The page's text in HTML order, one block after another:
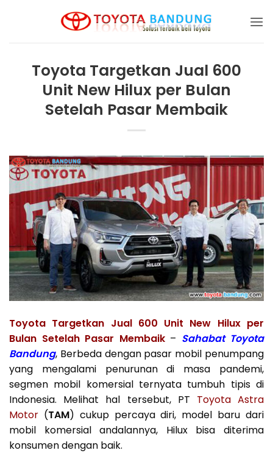
Toyota Targetkan Jual 600
Unit New Hilux per Bulan
Setelah Pasar Membaik
Toyota Targetkan Jual 600 Unit New Hilux per
Bulan Setelah Pasar Membaik– Sahabat Toyota
Bandung, Berbeda dengan pasar mobil penumpang
yang mengalami penurunan di masa pandemi,
segmen mobil komersial ternyata tumbuh tipis di
Indonesia. Melihat hal tersebut, PT Toyota Astra
Motor (TAM) cukup percaya diri, model baru dari
mobil komersial andalannya, Hilux bisa diterima
konsumen dengan baik.